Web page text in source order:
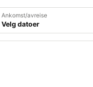
Ankomst/avreise
Velg datoer